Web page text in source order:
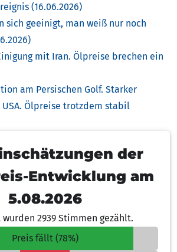
(16.06.2026)
sich geeinigt, man weiß nur noch
mit Iran. Ölpreise brechen ein
am Persischen Golf. Starker
Ölpreise trotzdem stabil
der
Entwicklung am
5.08.2026
wurden 2939 Stimmen gezählt.
Preis fällt (78%)